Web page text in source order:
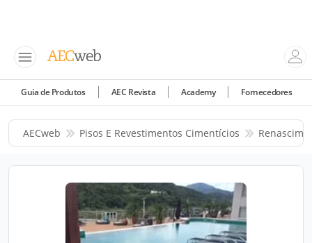
Guia de Produtos AEC Revista Academy Fornecedores
AECweb Pisos E Revestimentos Cimentícios